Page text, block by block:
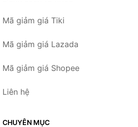
Mã giảm giá Tiki
Mã giảm giá Lazada
Mã giảm giá Shopee
Liên hệ
CHUYÊN MỤC